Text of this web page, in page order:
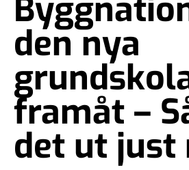
den nya
framåt –
det ut just